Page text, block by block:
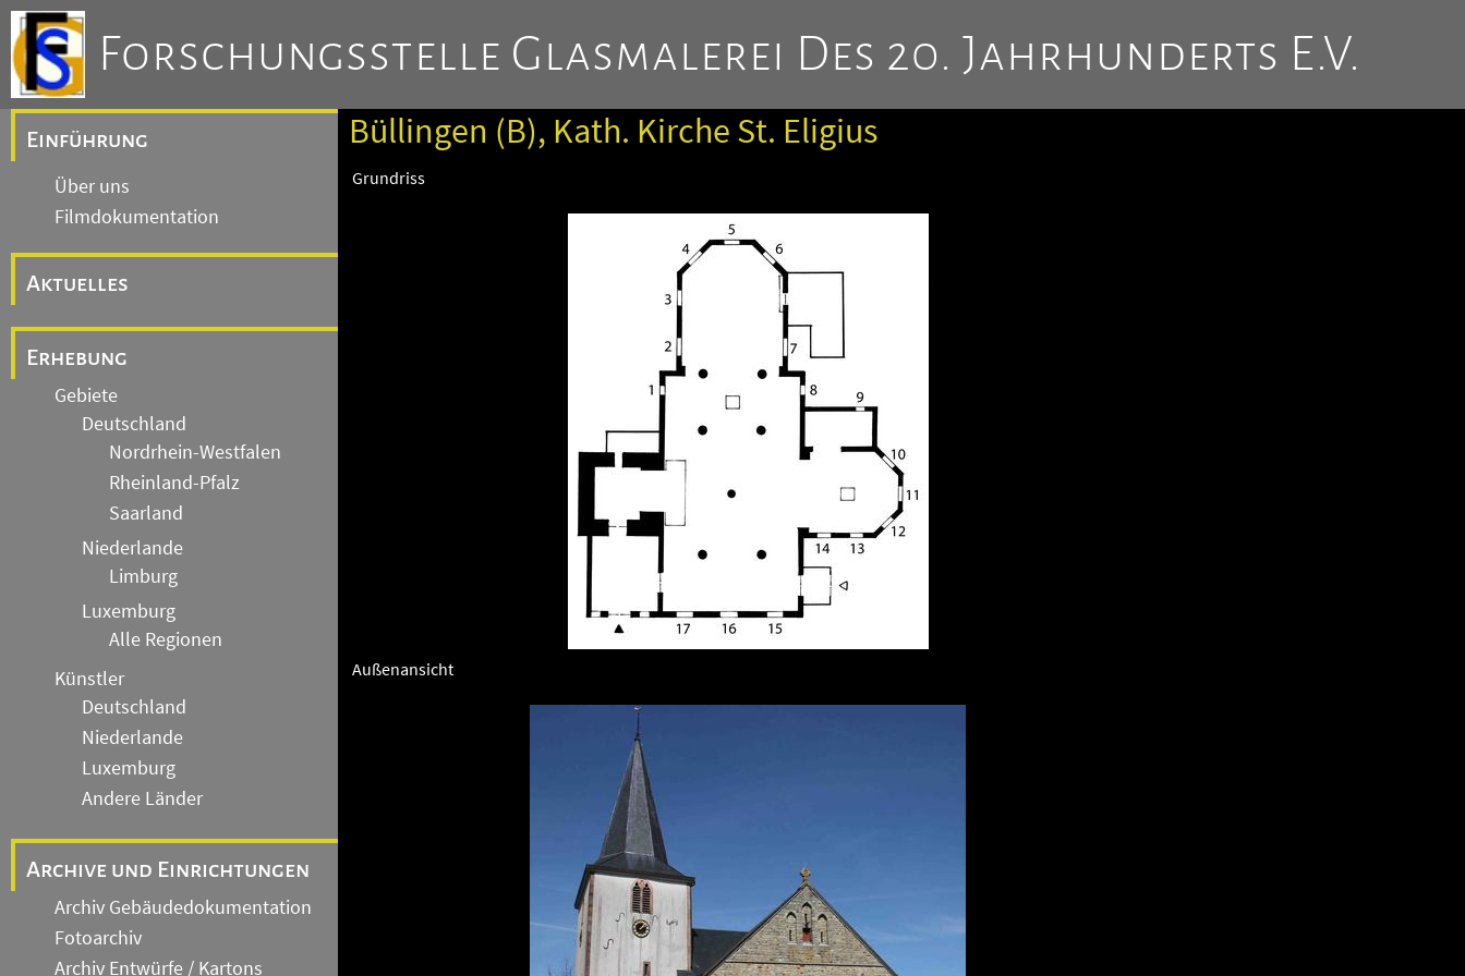
Forschungsstelle Glasmalerei Des 20. Jahrhunderts E.V.
Einführung
Über uns
Filmdokumentation
Aktuelles
Erhebung
Gebiete
Deutschland
Nordrhein-Westfalen
Rheinland-Pfalz
Saarland
Niederlande
Limburg
Luxemburg
Alle Regionen
Künstler
Deutschland
Niederlande
Luxemburg
Andere Länder
Archive und Einrichtungen
Archiv Gebäudedokumentation
Fotoarchiv
Archiv Entwürfe / Kartons
Büllingen (B), Kath. Kirche St. Eligius
Grundriss
Außenansicht